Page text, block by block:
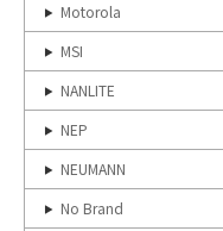
Motorola
MSI
NANLITE
NEP
NEUMANN
No Brand